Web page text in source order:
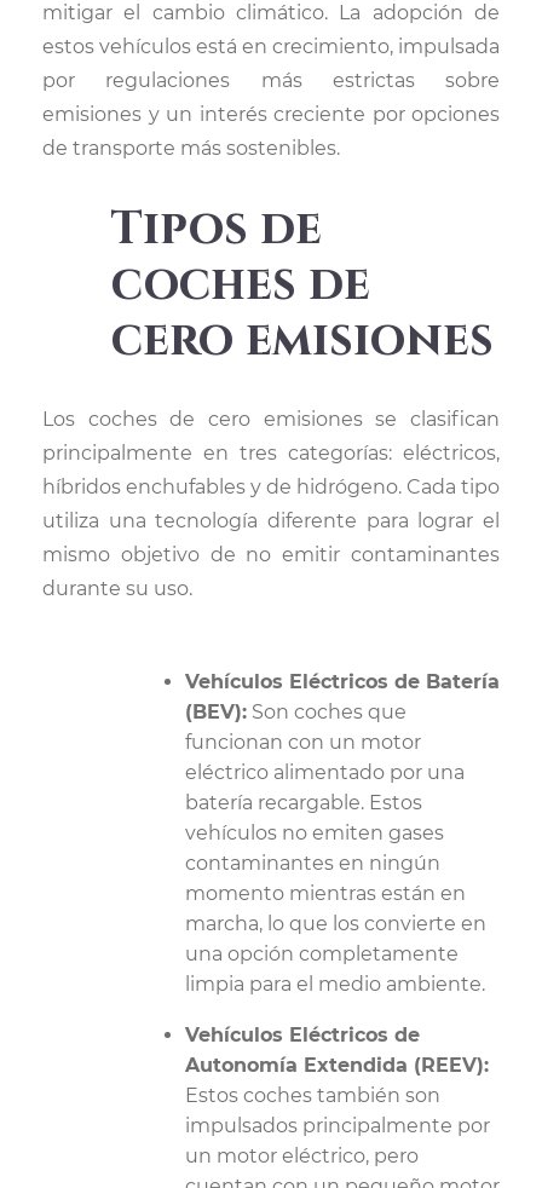
mitigar el cambio climático. La adopción de
estos vehículos está en crecimiento, impulsada
por regulaciones más estrictas sobre
emisiones y un interés creciente por opciones
de transporte más sostenibles.
Tipos de
coches de
cero emisiones
Los coches de cero emisiones se clasifican
principalmente en tres categorías: eléctricos,
híbridos enchufables y de hidrógeno. Cada tipo
utiliza una tecnología diferente para lograr el
mismo objetivo de no emitir contaminantes
durante su uso.
Vehículos Eléctricos de Batería
(BEV): Son coches que
funcionan con un motor
eléctrico alimentado por una
batería recargable. Estos
vehículos no emiten gases
contaminantes en ningún
momento mientras están en
marcha, lo que los convierte en
una opción completamente
limpia para el medio ambiente.
Vehículos Eléctricos de
Autonomía Extendida (REEV):
Estos coches también son
impulsados principalmente por
un motor eléctrico, pero